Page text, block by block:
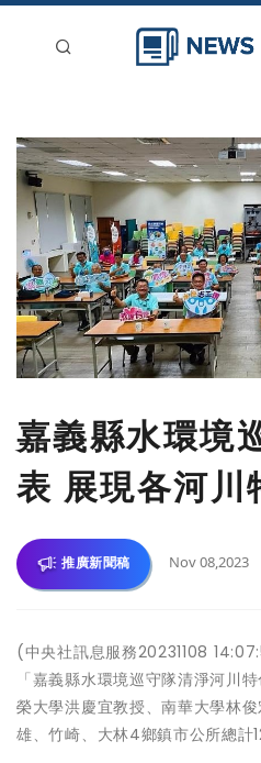
新聞稿分類
登入
刊登
嘉義縣水環境
表 展現各河川
推廣新聞稿 Nov 08,2023
(中央社訊息服務20231108
「嘉義縣水環境巡守隊清淨河川
榮大學洪慶宜教授、南華大學林
雄、竹崎、大林4鄉鎮市公所總計